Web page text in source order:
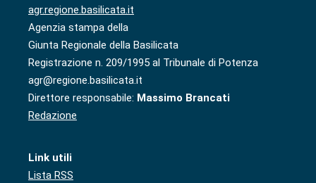
agr.regione.basilicata.it
Agenzia stampa della
Giunta Regionale della Basilicata
Registrazione n. 209/1995 al Tribunale di Potenza
agr@regione.basilicata.it
Direttore responsabile: Massimo Brancati
Redazione
Link utili
Lista RSS